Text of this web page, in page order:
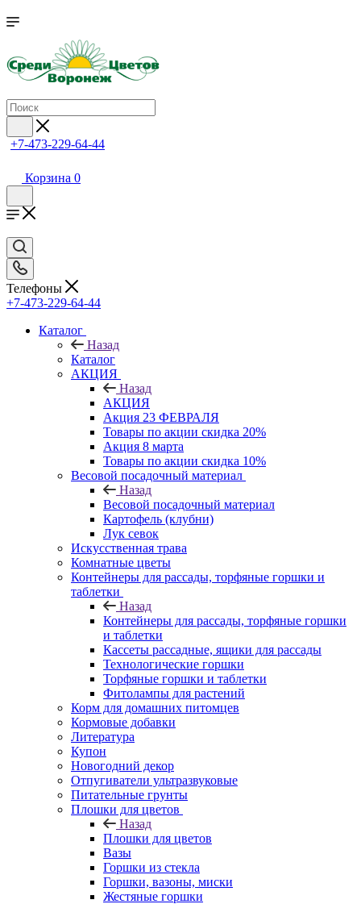
+7-473-229-64-44
Корзина 0
Телефоны
+7-473-229-64-44
Каталог
Назад
Каталог
АКЦИЯ
Назад
АКЦИЯ
Акция 23 ФЕВРАЛЯ
Товары по акции скидка 20%
Акция 8 марта
Товары по акции скидка 10%
Весовой посадочный материал
Назад
Весовой посадочный материал
Картофель (клубни)
Лук севок
Искусственная трава
Комнатные цветы
Контейнеры для рассады, торфяные горшки и
таблетки
Назад
Контейнеры для рассады, торфяные горшки
и таблетки
Кассеты рассадные, ящики для рассады
Технологические горшки
Торфяные горшки и таблетки
Фитолампы для растений
Корм для домашних питомцев
Кормовые добавки
Литература
Купон
Новогодний декор
Отпугиватели ультразвуковые
Питательные грунты
Плошки для цветов
Назад
Плошки для цветов
Вазы
Горшки из стекла
Горшки, вазоны, миски
Жестяные горшки